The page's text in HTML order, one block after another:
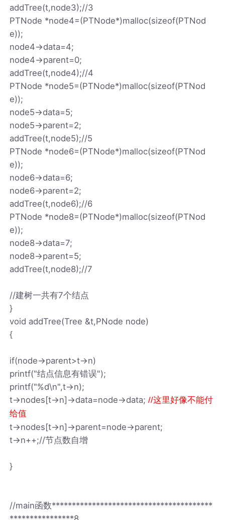
addTree(t,node3);//3
PTNode *node4=(PTNode*)malloc(sizeof(PTNod
e));
node4->data=4;
node4->parent=0;
addTree(t,node4);//4
PTNode *node5=(PTNode*)malloc(sizeof(PTNod
e));
node5->data=5;
node5->parent=2;
addTree(t,node5);//5
PTNode *node6=(PTNode*)malloc(sizeof(PTNod
e));
node6->data=6;
node6->parent=2;
addTree(t,node6);//6
PTNode *node8=(PTNode*)malloc(sizeof(PTNod
e));
node8->data=7;
node8->parent=5;
addTree(t,node8);//7
//建树一共有7个结点
}
void addTree(Tree &t,PNode node)
{
if(node->parent>t->n)
printf("结点信息有错误");
printf("%d\n",t->n);
t->nodes[t->n]->data=node->data;//这里好像不能付
给值
t->nodes[t->n]->parent=node->parent;
t->n++;//节点数自增
}
//main函数****************************************